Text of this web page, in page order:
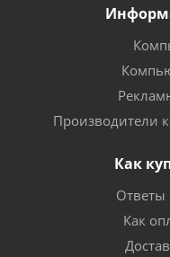
Производители
Как
Ответы
Как